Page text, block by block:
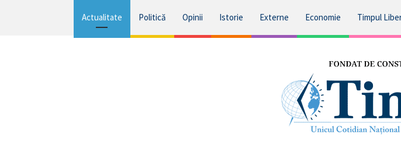
Actualitate Politică Opinii Istorie Externe Economie Timpul